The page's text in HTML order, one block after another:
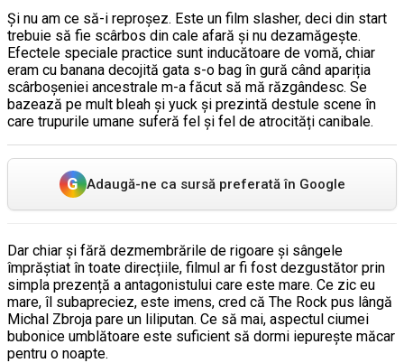
Și nu am ce să-i reproșez. Este un film slasher, deci din start
trebuie să fie scârbos din cale afară și nu dezamăgește.
Efectele speciale practice sunt inducătoare de vomă, chiar
eram cu banana decojită gata s-o bag în gură când apariția
scârboșeniei ancestrale m-a făcut să mă răzgândesc. Se
bazează pe mult bleah și yuck și prezintă destule scene în
care trupurile umane suferă fel și fel de atrocități canibale.
G Adaugă-ne ca sursă preferată în Google
Dar chiar și fără dezmembrările de rigoare și sângele
împrăștiat în toate direcțiile, filmul ar fi fost dezgustător prin
simpla prezență a antagonistului care este mare. Ce zic eu
mare, îl subapreciez, este imens, cred că The Rock pus lângă
Michal Zbroja pare un liliputan. Ce să mai, aspectul ciumei
bubonice umblătoare este suficient să dormi iepurește măcar
pentru o noapte.